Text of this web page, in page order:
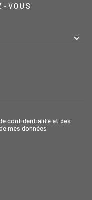
VOUS
confidentialité et des
mes données